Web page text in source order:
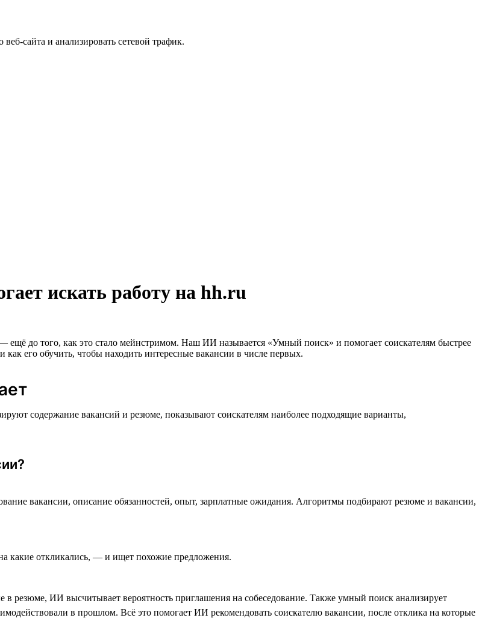
сайта и анализировать сетевой трафик.
искать работу на hh.ru
ещё до того, как это стало мейнстримом. Наш ИИ называется «Умный поиск» и помогает соискателям быстрее
его обучить, чтобы находить интересные вакансии в числе первых.
содержание вакансий и резюме, показывают соискателям наиболее подходящие варианты,
вакансии, описание обязанностей, опыт, зарплатные ожидания. Алгоритмы подбирают резюме и вакансии,
какие откликались, — и ищет похожие предложения.
в резюме, ИИ высчитывает вероятность приглашения на собеседование. Также умный поиск анализирует
в прошлом. Всё это помогает ИИ рекомендовать соискателю вакансии, после отклика на которые